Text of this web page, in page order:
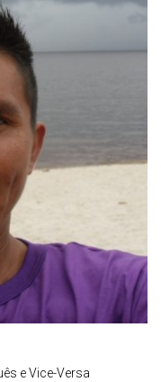
e Vice-Versa